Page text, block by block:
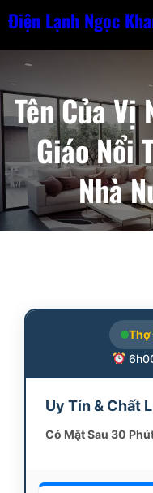
Chuyển
nội
dung
Điện Lạnh Ngọc
Tên Của Vị
Giáo Nổi
Nhà
Thợ
Uy Tín & Chất
Có Mặt Sau 30